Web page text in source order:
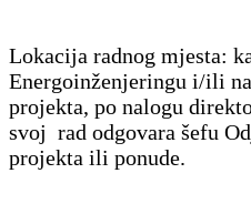
Lokacija radnog mjesta:
Energoinženjeringu i/ili
projekta, po nalogu
svoj rad odgovara šefu
projekta ili ponude.